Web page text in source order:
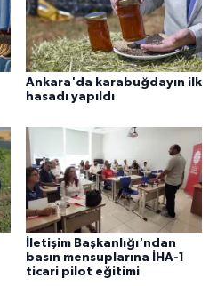
Ankara'da karabuğdayın ilk
hasadı yapıldı
İletişim Başkanlığı'ndan
basın mensuplarına İHA-1
ticari pilot eğitimi